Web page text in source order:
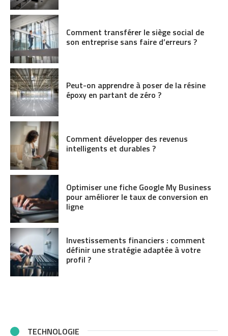
Comment transférer le siège social de
son entreprise sans faire d’erreurs ?
Peut-on apprendre à poser de la résine
époxy en partant de zéro ?
Comment développer des revenus
intelligents et durables ?
Optimiser une fiche Google My Business
pour améliorer le taux de conversion en
ligne
Investissements financiers : comment
définir une stratégie adaptée à votre
profil ?
TECHNOLOGIE